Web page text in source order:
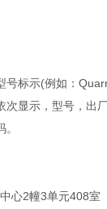
标示(例如：
显示，型号，出
心2幢3单元408室